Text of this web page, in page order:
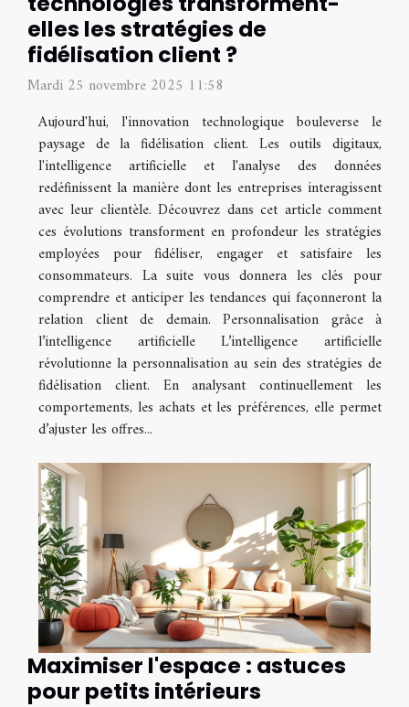
elles les stratégies de
fidélisation client ?
Mardi 25 novembre 2025 11:58
Aujourd'hui, l'innovation technologique bouleverse le
paysage de la fidélisation client. Les outils digitaux,
l'intelligence artificielle et l'analyse des données
redéfinissent la manière dont les entreprises interagissent
avec leur clientèle. Découvrez dans cet article comment
ces évolutions transforment en profondeur les stratégies
employées pour fidéliser, engager et satisfaire les
consommateurs. La suite vous donnera les clés pour
comprendre et anticiper les tendances qui façonneront la
relation client de demain. Personnalisation grâce à
l’intelligence artificielle L’intelligence artificielle
révolutionne la personnalisation au sein des stratégies de
fidélisation client. En analysant continuellement les
comportements, les achats et les préférences, elle permet
d’ajuster les offres...
Maximiser l'espace : astuces
pour petits intérieurs